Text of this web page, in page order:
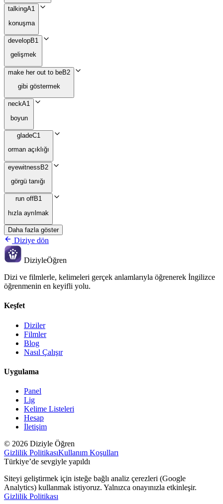
talkingA1
konuşma
developB1
gelişmek
make her out to beB2
gibi göstermek
neckA1
boyun
gladeC1
orman açıklığı
eyewitnessB2
görgü tanığı
run offB1
hızla ayrılmak
Daha fazla göster
Diziye dön
DiziyleÖğren
Dizi ve filmlerle, kelimeleri gerçek anlamlarıyla öğrenerek İngilizce
öğrenmenin en keyifli yolu.
Keşfet
Diziler
Filmler
Blog
Nasıl Çalışır
Uygulama
Panel
Lig
Kelime Listeleri
Hesap
İletişim
© 2026 Diziyle Öğren
Gizlilik PolitikasıKullanım Koşulları
Türkiye’de sevgiyle yapıldı
Siteyi geliştirmek için isteğe bağlı analiz çerezleri (Google
Analytics) kullanmak istiyoruz. Yalnızca onayınızla etkinleşir.
Gizlilik Politikası